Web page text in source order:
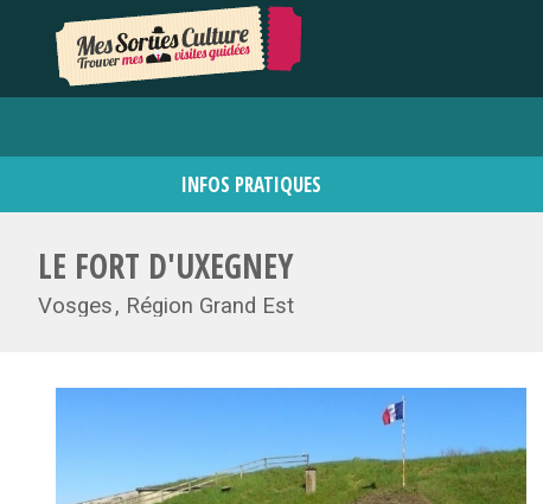
INFOS PRATIQUES
LE FORT D'UXEGNEY
Vosges Région Grand Est